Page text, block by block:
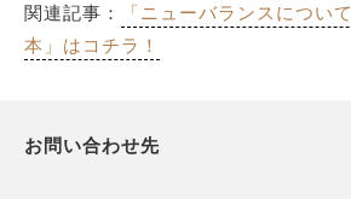
関連記事：
「ニューバランスについ
本」はコチラ！
お問い合わせ先